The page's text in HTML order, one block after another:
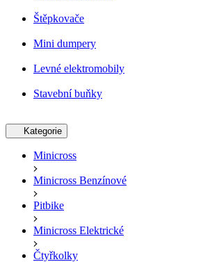
Štěpkovače
Mini dumpery
Levné elektromobily
Stavební buňky
Kategorie
Minicross
Minicross Benzínové
Pitbike
Minicross Elektrické
Čtyřkolky